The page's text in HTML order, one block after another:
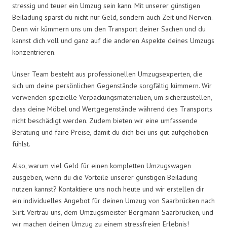
stressig und teuer ein Umzug sein kann. Mit unserer günstigen
Beiladung sparst du nicht nur Geld, sondern auch Zeit und Nerven.
Denn wir kümmern uns um den Transport deiner Sachen und du
kannst dich voll und ganz auf die anderen Aspekte deines Umzugs
konzentrieren.
Unser Team besteht aus professionellen Umzugsexperten, die
sich um deine persönlichen Gegenstände sorgfältig kümmern. Wir
verwenden spezielle Verpackungsmaterialien, um sicherzustellen,
dass deine Möbel und Wertgegenstände während des Transports
nicht beschädigt werden. Zudem bieten wir eine umfassende
Beratung und faire Preise, damit du dich bei uns gut aufgehoben
fühlst.
Also, warum viel Geld für einen kompletten Umzugswagen
ausgeben, wenn du die Vorteile unserer günstigen Beiladung
nutzen kannst? Kontaktiere uns noch heute und wir erstellen dir
ein individuelles Angebot für deinen Umzug von Saarbrücken nach
Siirt. Vertrau uns, dem Umzugsmeister Bergmann Saarbrücken, und
wir machen deinen Umzug zu einem stressfreien Erlebnis!